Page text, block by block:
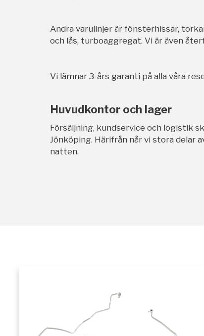
Andra varulinjer är fönsterhissar,
och lås, turboaggregat. Vi är även
Vi lämnar 3-års garanti på alla våra
Huvudkontor och lager
Försäljning, kundservice och logistik
Jönköping. Härifrån når vi stora delar
natten.